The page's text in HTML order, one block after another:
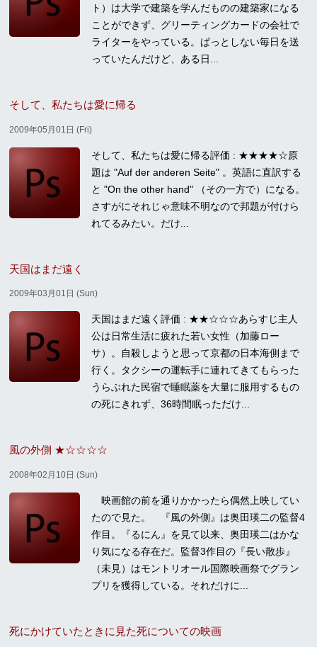
ト）は大学で建築を学んだものの建築家になる
ことができず、グリーティングカードの会社で
ライターをやっている。ぱっとしない毎日を送
っていたんだけど、ある日...
そして、私たちは愛に帰る
2009年05月01日 (Fri)
そして、私たちは愛に帰る評価 : ★★★★☆原
題は "Auf der anderen Seite" 。英語に直訳する
と "On the other hand" （その一方で）になる。
さすがにそれじゃ意味不明なので邦題が付けら
れてるみたい。だけ...
天国はまだ遠く
2009年03月01日 (Sun)
天国はまだ遠く評価 : ★★☆☆☆あらすじ主人
公は日常生活に疲れた若い女性（加藤ロー
サ）。自殺しようと思って京都の日本海側まで
行く。タクシーの運転手に連れてきてもらった
うらぶれた民宿で睡眠薬を大量に服用するもの
の死にきれず、36時間眠っただけ...
風の外側 ★☆☆☆☆
2008年02月10日 (Sun)
映画館の前を通りかかったら偶然上映してい
たので見た。 『風の外側』は奥田瑛二の監督4
作目。『るにん』を見て以来、奥田瑛二はかな
り気になる存在だ。監督3作目の『長い散歩』
（未見）はモントリオール国際映画祭でグラン
プリを獲得している。それだけに...
死にかけていたときに見た死についての映画